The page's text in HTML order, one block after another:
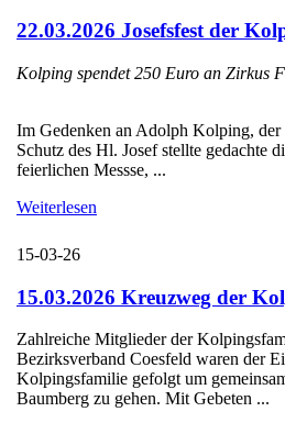
22.03.2026 Josefsfest der
Kolping spendet 250 Euro an Zirkus
Im Gedenken an Adolph Kolping, der
Schutz des Hl. Josef stellte gedachte
feierlichen Messse, ...
Weiterlesen
15-03-26
15.03.2026 Kreuzweg der
Zahlreiche Mitglieder der
Bezirksverband Coesfeld waren der
Kolpingsfamilie gefolgt um
Baumberg zu gehen. Mit Gebeten ...